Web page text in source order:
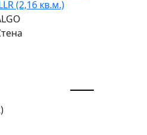
(2,16 кв.м.)
)